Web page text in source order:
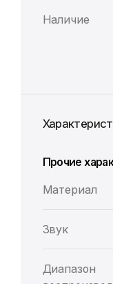
Наличие
Прочие
Материал
Звук
Диапазон